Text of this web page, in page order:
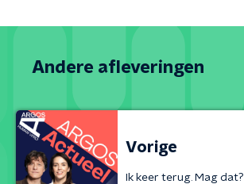
Andere afleveringen
Vorige
Ik keer terug. Mag dat?